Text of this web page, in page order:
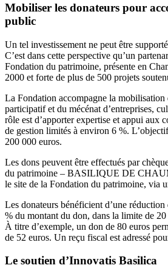
Mobiliser les donateurs pour
public
Un tel investissement ne peut être
C’est dans cette perspective qu’un
Fondation du patrimoine, présente en
2000 et forte de plus de 500 projets
La Fondation accompagne la mobilisation
participatif et du mécénat d’entreprises,
rôle est d’apporter expertise et appui aux
de gestion limités à environ 6 %.
200 000 euros.
Les dons peuvent être effectués par
du patrimoine – BASILIQUE DE
le site de la Fondation du patrimoine, via
Les donateurs bénéficient d’une
% du montant du don, dans la limite de
À titre d’exemple, un don de 80 euros
de 52 euros. Un reçu fiscal est adressé
Le soutien d’Innovatis Basilica